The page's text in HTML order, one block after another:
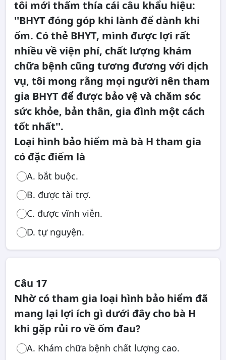
tôi mới thấm thía cái câu khẩu hiệu:
''BHYT đóng góp khi lành để dành khi
ốm. Có thẻ BHYT, mình được lợi rất
nhiều về viện phí, chất lượng khám
chữa bệnh cũng tương đương với dịch
vụ, tôi mong rằng mọi người nên tham
gia BHYT để được bảo vệ và chăm sóc
sức khỏe, bản thân, gia đình một cách
tốt nhất''.
Loại hình bảo hiểm mà bà H tham gia
có đặc điểm là
A. bắt buộc.
B. được tài trợ.
C. được vĩnh viễn.
D. tự nguyện.
Câu 17
Nhờ có tham gia loại hình bảo hiểm đã
mang lại lợi ích gì dưới đây cho bà H
khi gặp rủi ro về ốm đau?
A. Khám chữa bệnh chất lượng cao.